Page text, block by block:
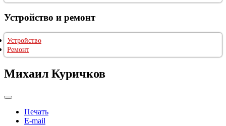
Устройство и ремонт
Устройство
Ремонт
Михаил Куричков
Печать
E-mail